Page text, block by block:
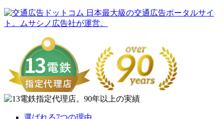
日本最大級の交通広告ポータルサイ
ト。ムサシノ広告社が運営。
選ばれる7つの理由